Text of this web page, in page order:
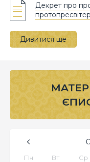
Декрет про
Дивитися ще
Пн Вт Ср